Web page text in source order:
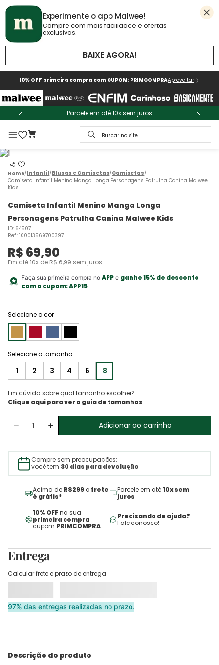
Experimente o app Malwee!
Compre com mais facilidade e ofertas
exclusivas.
BAIXE AGORA!
10% OFF primeira compra com CUPOM: PRIMCOMPRAAproveitar
Parcele em até 10x sem juros
Buscar no site
Infantil Blusas e Camisetas Camisetas
Camiseta Infantil Menino Manga Longa Personagens Patrulha Canina Malwee
Kids
Camiseta Infantil Menino Manga Longa
Personagens Patrulha Canina Malwee Kids
ID: 64507
Ref.: 100013569700397
R$ 69,90
Em até10x de R$ 6,99 sem juros
Faça sua primeira compra no APPe ganhe 15% de desconto
com o cupom:APP15
Selecione a cor
1 2 3 4 6 8
Em dúvida sobre qual tamanho escolher?
Adicionar ao carrinho
Compre sem preocupações:
você tem 30 dias para devolução
Acima de R$299 o frete
é grátis*
Parcele em até10x sem
juros
10% OFFna sua
primeira compra
cupom PRIMCOMPRA
Precisando de ajuda?
Fale conosco!
Entrega
Calcular frete e prazo de entrega
97% das entregas realizadas no prazo.
Descrição do produto